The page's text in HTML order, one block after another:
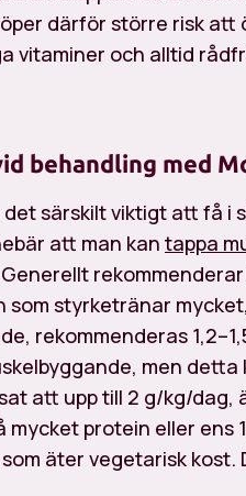
därför större risk
vitaminer och alltid
behandling med
särskilt viktigt att få i
att man kan tappa
som styrketränar
rekommenderas
men
att upp till 2 g/kg/dag,
protein eller ens
äter vegetarisk